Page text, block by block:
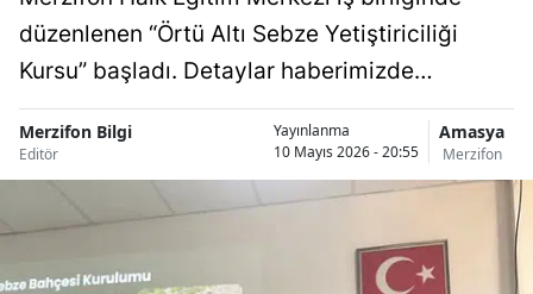
düzenlenen “Örtü Altı Sebze Yetiştiriciliği
Kursu” başladı. Detaylar haberimizde…
Merzifon Bilgi
Editör
Yayınlanma
10 Mayıs 2026 - 20:55
Amasya
Merzifon